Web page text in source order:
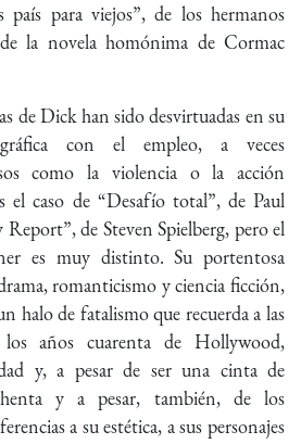
país para viejos”, de los hermanos
la novela homónima de Cormac
de Dick han sido desvirtuadas en su
con el empleo, a veces
como la violencia o la acción
el caso de “Desafío total”, de Paul
de Steven Spielberg, pero el
es muy distinto. Su portentosa
romanticismo y ciencia ficción,
halo de fatalismo que recuerda a las
los años cuarenta de Hollywood,
y, a pesar de ser una cinta de
y a pesar, también, de los
a su estética, a sus personajes